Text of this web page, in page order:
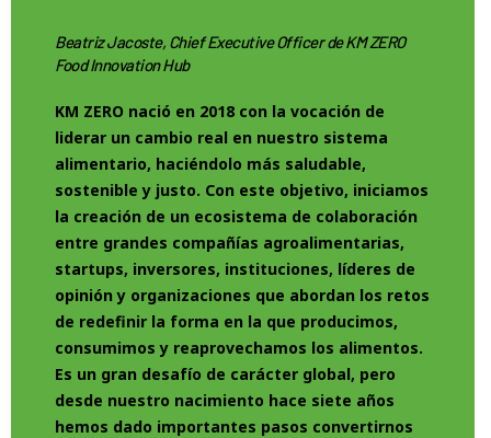
Beatriz Jacoste, Chief Executive Officer de KM ZERO
Food Innovation Hub
KM ZERO nació en 2018 con la vocación de
liderar un cambio real en nuestro sistema
alimentario, haciéndolo más saludable,
sostenible y justo. Con este objetivo, iniciamos
la creación de un ecosistema de colaboración
entre grandes compañías agroalimentarias,
startups, inversores, instituciones, líderes de
opinión y organizaciones que abordan los retos
de redefinir la forma en la que producimos,
consumimos y reaprovechamos los alimentos.
Es un gran desafío de carácter global, pero
desde nuestro nacimiento hace siete años
hemos dado importantes pasos convertirnos